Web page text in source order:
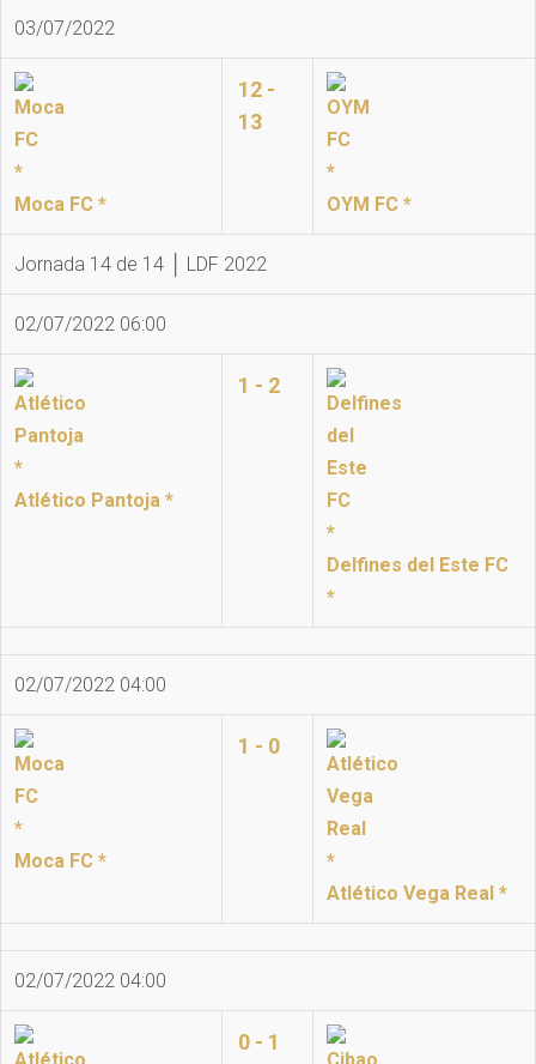
03/07/2022
Moca FC *
12 -
13
OYM FC *
Jornada 14 de 14 │ LDF 2022
02/07/2022 06:00
Atlético Pantoja *
1 - 2
Delfines del Este FC
*
02/07/2022 04:00
Moca FC *
1 - 0
Atlético Vega Real *
02/07/2022 04:00
0 - 1